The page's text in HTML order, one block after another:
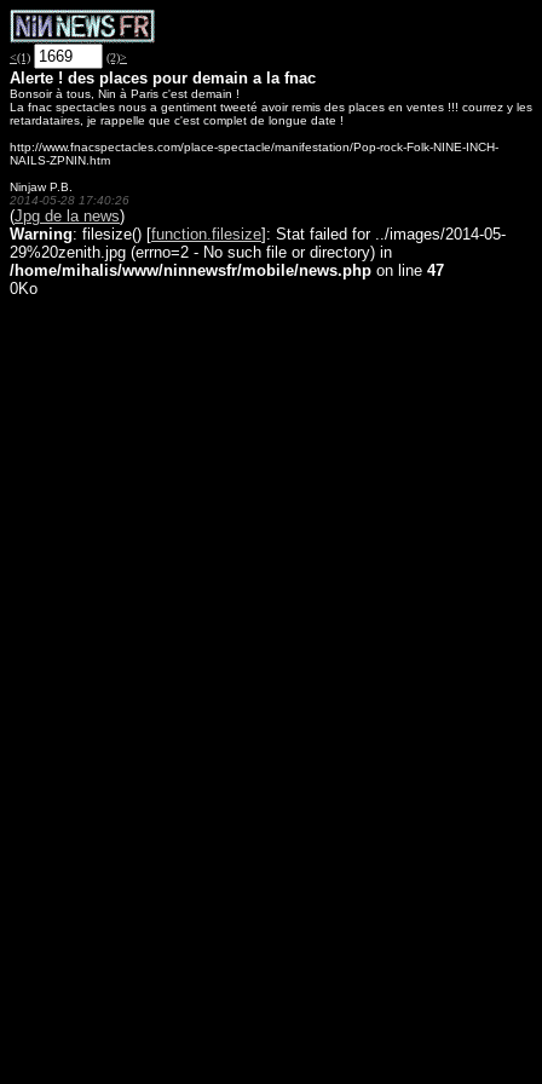
<(1) (2)>
Alerte ! des places pour demain a la fnac
Bonsoir à tous, Nin à Paris c'est demain !
La fnac spectacles nous a gentiment tweeté avoir remis des places en ventes !!! courrez y les
retardataires, je rappelle que c'est complet de longue date !
http://www.fnacspectacles.com/place-spectacle/manifestation/Pop-rock-Folk-NINE-INCH-
NAILS-ZPNIN.htm
Ninjaw P.B.
2014-05-28 17:40:26
(Jpg de la news)
Warning: filesize() [function.filesize]: Stat failed for ../images/2014-05-
29%20zenith.jpg (errno=2 - No such file or directory) in
/home/mihalis/www/ninnewsfr/mobile/news.php on line 47
0Ko